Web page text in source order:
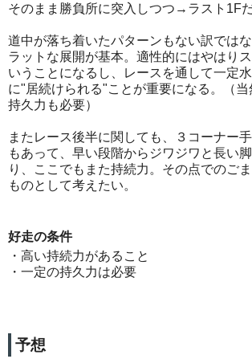
そのまま勝負所に突入しつつ→ラスト1F
道中が落ち着いたパターンもない訳では
ラットな展開が基本。適性的にはやはり
いうことになるし、レースを通して一定
に"居続けられる"ことが重要になる。（当
持久力も必要）
またレース後半に関しても、３コーナー
もあって、早い段階からジワジワと長い
り、ここでもまた持続力。その点でのご
ものとして考えたい。
好走の条件
・高い持続力があること
・一定の持久力は必要
予想